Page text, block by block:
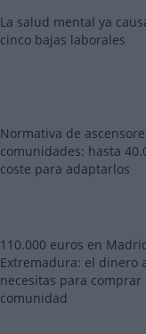
La salud mental ya
cinco bajas laborales
Normativa de
comunidades: hasta
coste para adaptarlos
110.000 euros en
Extremadura: el dinero
necesitas para
comunidad